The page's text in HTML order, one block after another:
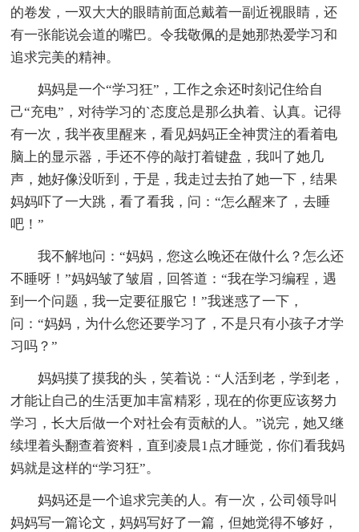
的卷发，一双大大的眼睛前面总戴着一副近视眼睛，还
有一张能说会道的嘴巴。令我敬佩的是她那热爱学习和
追求完美的精神。
妈妈是一个“学习狂”，工作之余还时刻记住给自
己“充电”，对待学习的`态度总是那么执着、认真。记得
有一次，我半夜里醒来，看见妈妈正全神贯注的看着电
脑上的显示器，手还不停的敲打着键盘，我叫了她几
声，她好像没听到，于是，我走过去拍了她一下，结果
妈妈吓了一大跳，看了看我，问：“怎么醒来了，去睡
吧！”
我不解地问：“妈妈，您这么晚还在做什么？怎么还
不睡呀！”妈妈皱了皱眉，回答道：“我在学习编程，遇
到一个问题，我一定要征服它！”我迷惑了一下，
问：“妈妈，为什么您还要学习了，不是只有小孩子才学
习吗？”
妈妈摸了摸我的头，笑着说：“人活到老，学到老，
才能让自己的生活更加丰富精彩，现在的你更应该努力
学习，长大后做一个对社会有贡献的人。”说完，她又继
续埋着头翻查着资料，直到凌晨1点才睡觉，你们看我妈
妈就是这样的“学习狂”。
妈妈还是一个追求完美的人。有一次，公司领导叫
妈妈写一篇论文，妈妈写好了一篇，但她觉得不够好，